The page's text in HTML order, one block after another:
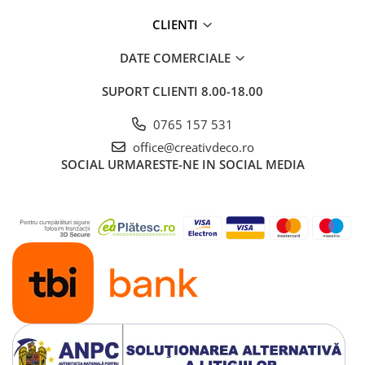
CLIENTI
DATE COMERCIALE
SUPORT CLIENTI 8.00-18.00
0765 157 531
office@creativdeco.ro
SOCIAL URMARESTE-NE IN SOCIAL MEDIA